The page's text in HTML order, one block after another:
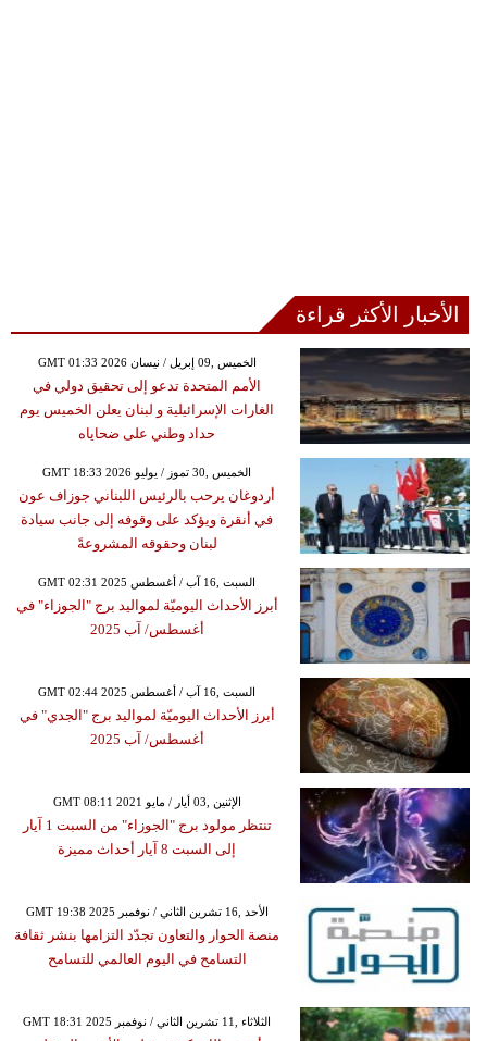
الأخبار الأكثر قراءة
GMT 01:33 2026 الخميس ,09 إبريل / نيسان
الأمم المتحدة تدعو إلى تحقيق دولي في
الغارات الإسرائيلية و لبنان يعلن الخميس يوم
حداد وطني على ضحاياه
GMT 18:33 2026 الخميس ,30 تموز / يوليو
أردوغان يرحب بالرئيس اللبناني جوزاف عون
في أنقرة ويؤكد على وقوفه إلى جانب سيادة
لبنان وحقوقه المشروعةً
GMT 02:31 2025 السبت ,16 آب / أغسطس
أبرز الأحداث اليوميّة لمواليد برج "الجوزاء" في
أغسطس/ آب 2025
GMT 02:44 2025 السبت ,16 آب / أغسطس
أبرز الأحداث اليوميّة لمواليد برج "الجدي" في
أغسطس/ آب 2025
GMT 08:11 2021 الإثنين ,03 أيار / مايو
تنتظر مولود برج "الجوزاء" من السبت 1 آيار
إلى السبت 8 آيار أحداث مميزة
GMT 19:38 2025 الأحد ,16 تشرين الثاني / نوفمبر
منصة الحوار والتعاون تجدّد التزامها بنشر ثقافة
التسامح في اليوم العالمي للتسامح
GMT 18:31 2025 الثلاثاء ,11 تشرين الثاني / نوفمبر